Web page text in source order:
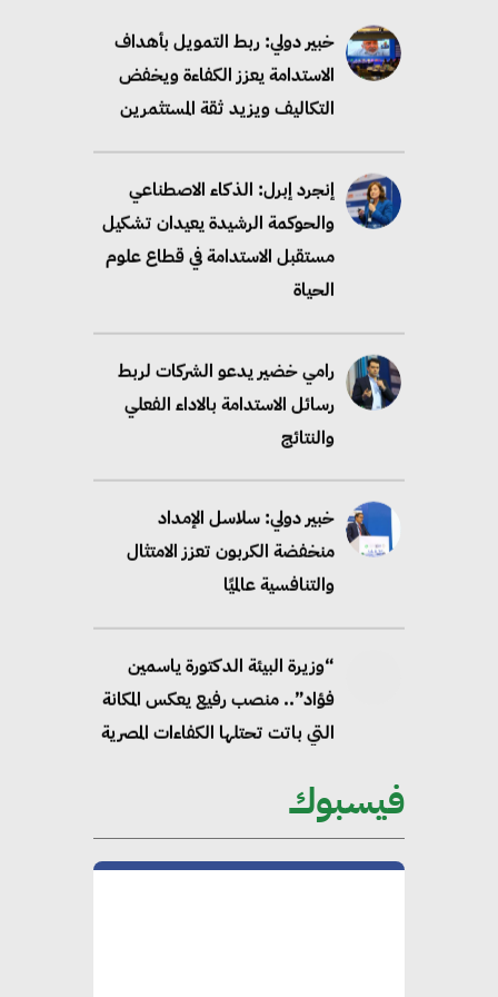
خبير دولي: ربط التمويل بأهداف
الاستدامة يعزز الكفاءة ويخفض
التكاليف ويزيد ثقة المستثمرين
إنجرد إبرل: الذكاء الاصطناعي
والحوكمة الرشيدة يعيدان تشكيل
مستقبل الاستدامة في قطاع علوم
الحياة
رامي خضير يدعو الشركات لربط
رسائل الاستدامة بالاداء الفعلي
والنتائج
خبير دولي: سلاسل الإمداد
منخفضة الكربون تعزز الامتثال
والتنافسية عالميًا
“وزيرة البيئة الدكتورة ياسمين
فؤاد”.. منصب رفيع يعكس المكانة
التي باتت تحتلها الكفاءات المصرية
محلب : المباني الخضراء إضافة
فيسبوك